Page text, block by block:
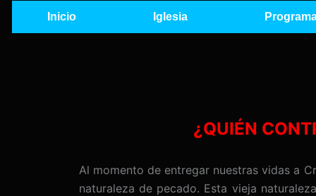
Inicio Iglesia
¿QUIÉN
Al momento de entregar nuestras vidas a
naturaleza de pecado. Esta vieja